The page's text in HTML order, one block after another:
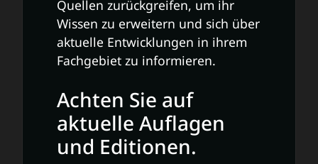
Quellen zurückgreifen, um ihr
Wissen zu erweitern und sich über
aktuelle Entwicklungen in ihrem
Fachgebiet zu informieren.
Achten Sie auf
aktuelle Auflagen
und Editionen.